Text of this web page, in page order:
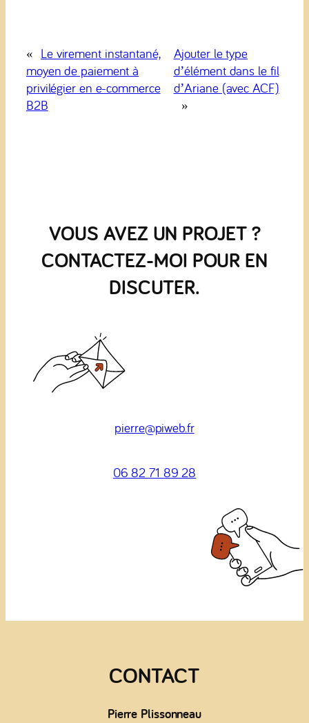
« Le virement instantané,
moyen de paiement à
privilégier en e-commerce
B2B
Ajouter le type
d’élément dans le fil
d’Ariane (avec ACF)
»
VOUS AVEZ UN PROJET ?
CONTACTEZ-MOI POUR EN
DISCUTER.
pierre@piweb.fr
06 82 71 89 28
CONTACT
Pierre Plissonneau